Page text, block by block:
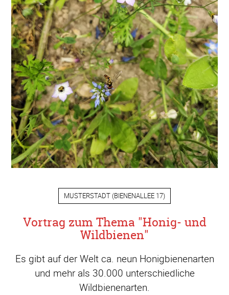
MUSTERSTADT (BIENENALLEE 17)
Vortrag zum Thema "Honig- und
Wildbienen"
Es gibt auf der Welt ca. neun Honigbienenarten
und mehr als 30.000 unterschiedliche
Wildbienenarten.